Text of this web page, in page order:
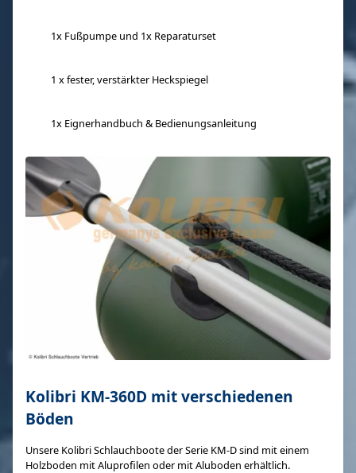
1x Fußpumpe und 1x Reparaturset
1 x fester, verstärkter Heckspiegel
1x Eignerhandbuch & Bedienungsanleitung
Kolibri KM-360D mit verschiedenen
Böden
Unsere Kolibri Schlauchboote der Serie KM-D sind mit einem
Holzboden mit Aluprofilen oder mit Aluboden erhältlich.